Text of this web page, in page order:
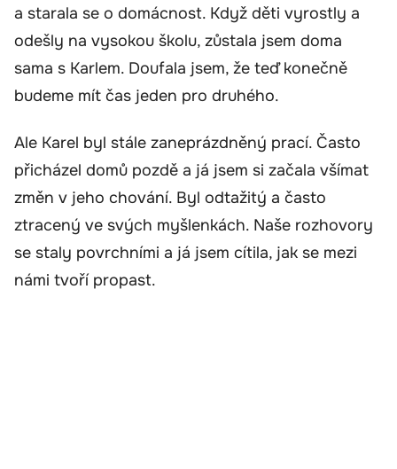
a starala se o domácnost. Když děti vyrostly a
odešly na vysokou školu, zůstala jsem doma
sama s Karlem. Doufala jsem, že teď konečně
budeme mít čas jeden pro druhého.
Ale Karel byl stále zaneprázdněný prací. Často
přicházel domů pozdě a já jsem si začala všímat
změn v jeho chování. Byl odtažitý a často
ztracený ve svých myšlenkách. Naše rozhovory
se staly povrchními a já jsem cítila, jak se mezi
námi tvoří propast.